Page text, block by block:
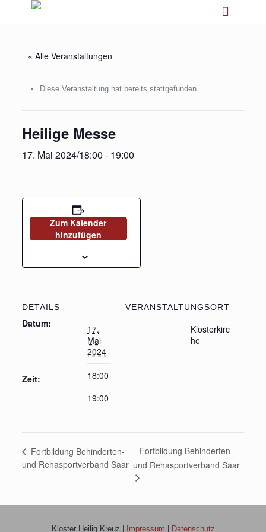
« Alle Veranstaltungen
Diese Veranstaltung hat bereits stattgefunden.
Heilige Messe
17. Mai 2024/18:00 - 19:00
Zum Kalender
hinzufügen
DETAILS
Datum:
17.
Mai
2024
Zeit:
18:00
-
19:00
VERANSTALTUNGSORT
Klosterkirc
he
Fortbildung Behinderten-
und Rehasportverband Saar
Fortbildung Behinderten-
und Rehasportverband Saar
Kloster Heilig Kreuz | Impressum Datenschutz